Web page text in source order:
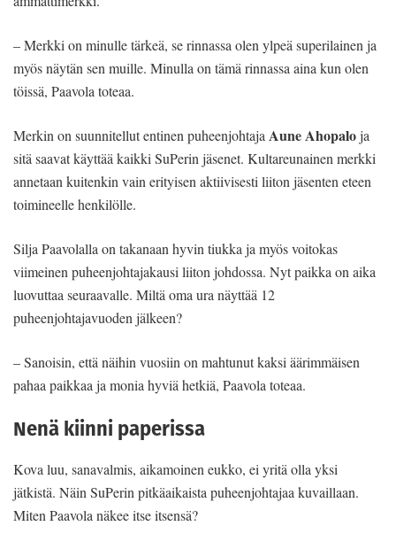
– Merkki on minulle tärkeä, se rinnassa olen ylpeä superilainen ja
myös näytän sen muille. Minulla on tämä rinnassa aina kun olen
töissä, Paavola toteaa.
Merkin on suunnitellut entinen puheenjohtaja Aune Ahopaloja
sitä saavat käyttää kaikki SuPerin jäsenet. Kultareunainen merkki
annetaan kuitenkin vain erityisen aktiivisesti liiton jäsenten eteen
toimineelle henkilölle.
Silja Paavolalla on takanaan hyvin tiukka ja myös voitokas
viimeinen puheenjohtajakausi liiton johdossa. Nyt paikka on aika
luovuttaa seuraavalle. Miltä oma ura näyttää 12
puheenjohtajavuoden jälkeen?
– Sanoisin, että näihin vuosiin on mahtunut kaksi äärimmäisen
pahaa paikkaa ja monia hyviä hetkiä, Paavola toteaa.
Nenä kiinni paperissa
Kova luu, sanavalmis, aikamoinen eukko, ei yritä olla yksi
jätkistä. Näin SuPerin pitkäaikaista puheenjohtajaa kuvaillaan.
Miten Paavola näkee itse itsensä?